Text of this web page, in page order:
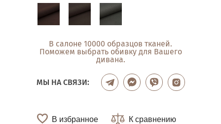
В салоне 10000 образцов тканей.
Поможем выбрать обивку для Вашего
дивана.
МЫ НА СВЯЗИ:
В избранное К сравнению